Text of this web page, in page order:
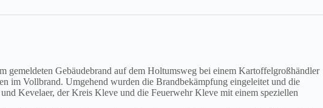
Gebäudebrand auf dem Holtumsweg bei einem Kartoffelgroßhändler
im Vollbrand. Umgehend wurden die Brandbekämpfung eingeleitet und die
Kevelaer, der Kreis Kleve und die Feuerwehr Kleve mit einem speziellen